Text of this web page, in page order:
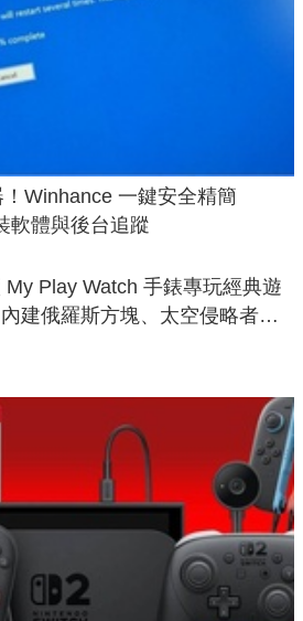
Winhance 一鍵安全精簡
軟體與後台追蹤
My Play Watch 手錶專玩經典遊
建俄羅斯方塊、太空侵略者，